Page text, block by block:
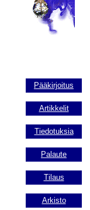
Pääkirjoitus
Artikkelit
Tiedotuksia
Palaute
Tilaus
Arkisto